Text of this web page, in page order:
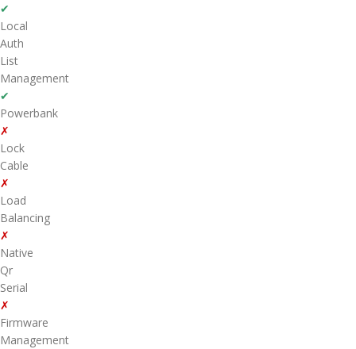
✔
Local
Auth
List
Management
✔
Powerbank
✗
Lock
Cable
✗
Load
Balancing
✗
Native
Qr
Serial
✗
Firmware
Management